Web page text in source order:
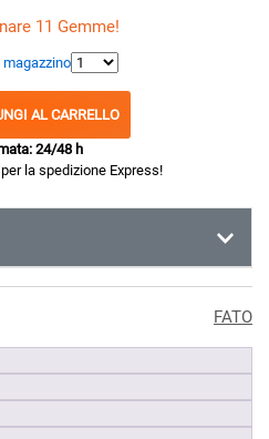
11 Gemme!
magazzino
AL CARRELLO
24/48 h
la spedizione Express!
10.90 €
IVA inclusa
FATO